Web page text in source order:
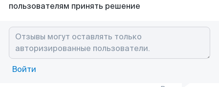
пользователям принять решение
Войти